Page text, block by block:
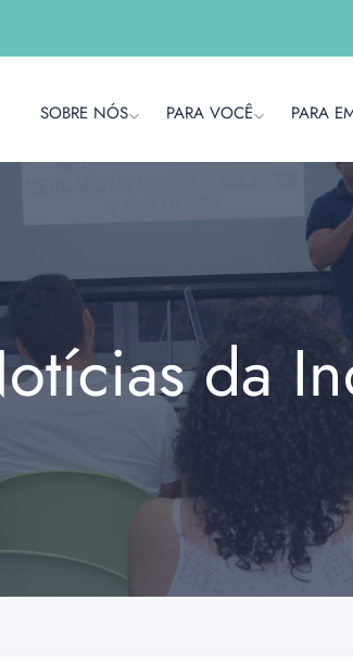
SOBRE NÓS PARA VOCÊ PARA
da